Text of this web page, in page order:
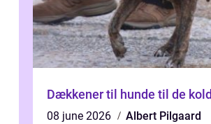
Dækkener til hunde til de
08 june 2026
Albert Pilgaard